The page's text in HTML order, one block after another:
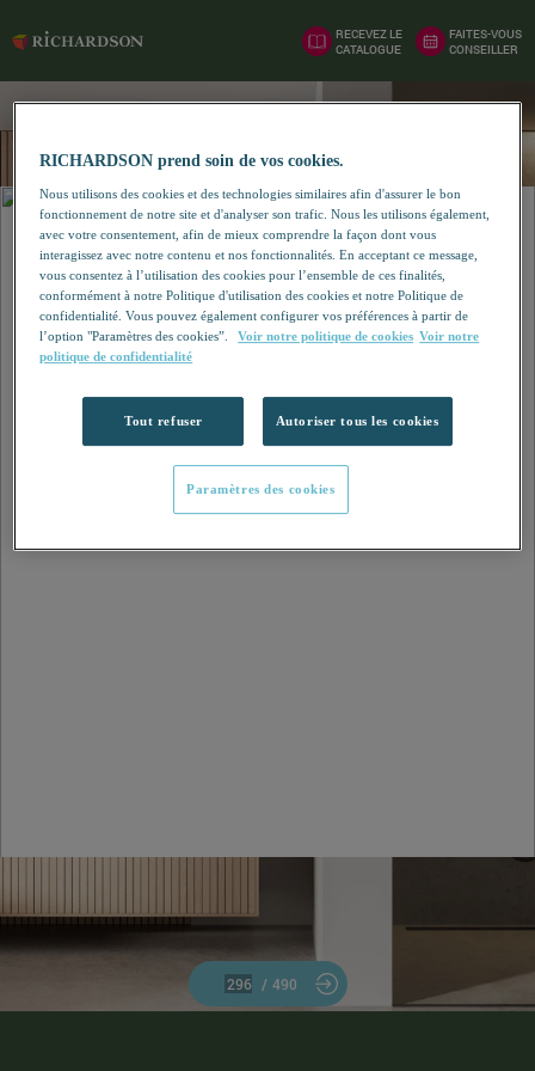
RECEVEZ LE
CATALOGUE
FAITES-VOUS
CONSEILLER
/ 490
RICHARDSON prend soin de vos cookies.
Nous utilisons des cookies et des technologies similaires afin d'assurer le bon
fonctionnement de notre site et d'analyser son trafic. Nous les utilisons également,
avec votre consentement, afin de mieux comprendre la façon dont vous
interagissez avec notre contenu et nos fonctionnalités. En acceptant ce message,
vous consentez à l’utilisation des cookies pour l’ensemble de ces finalités,
conformément à notre Politique d'utilisation des cookies et notre Politique de
confidentialité. Vous pouvez également configurer vos préférences à partir de
l’option "Paramètres des cookies”.
Voir notre politique de cookies Voir notre
politique de confidentialité
Tout refuser Autoriser tous les cookies
Paramètres des cookies